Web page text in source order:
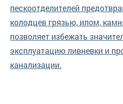
пескоотделителей
колодцев грязью, илом,
позволяет избежать
эксплуатацию ливневки и
канализации.
о Пескоилоотделители